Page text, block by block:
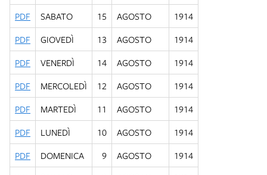
PDF
SABATO 15 AGOSTO
1914
PDF
GIOVEDÌ 13 AGOSTO
1914
PDF
VENERDÌ 14 AGOSTO
1914
PDF
MERCOLEDÌ 12 AGOSTO
1914
PDF
MARTEDÌ 11 AGOSTO
1914
PDF
LUNEDÌ 10 AGOSTO
1914
PDF
DOMENICA 9 AGOSTO
1914